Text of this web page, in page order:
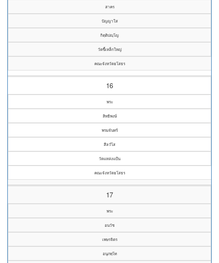
สาคร
ปัญญาใส
กิตฺติปญฺโญ
วัดขี้เหล็กใหญ่
คณะจังหวัดยโสธร
16
พระ
สิทธิพงษ์
พรมจันทร์
สีลวํโส
วัดแหล่งแป้น
คณะจังหวัดยโสธร
17
พระ
อนวัช
เพษรจิตร
อนุภทฺโท